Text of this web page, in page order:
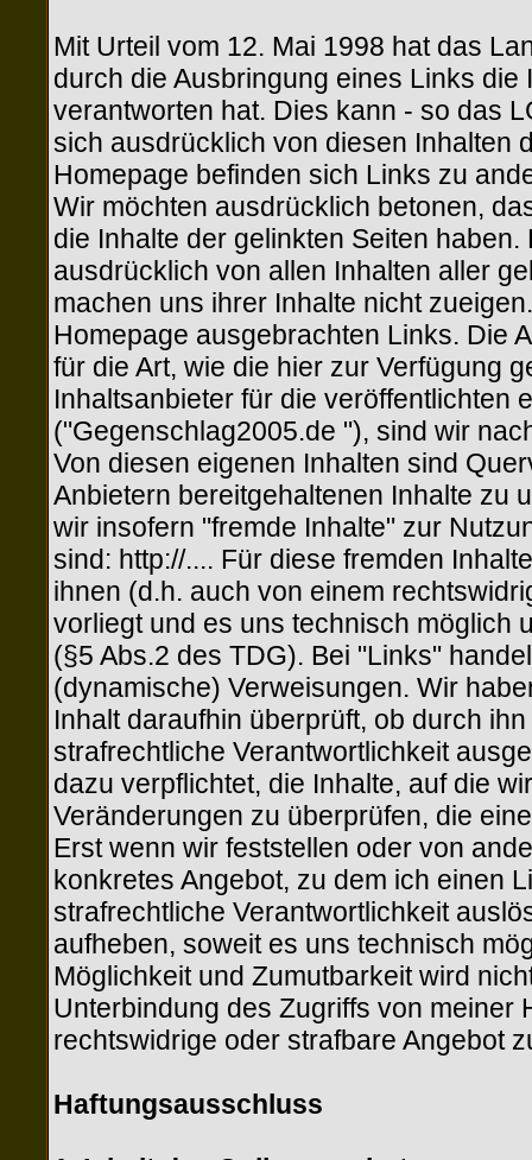
Mit Urteil vom 12. Mai 1998 hat das
durch die Ausbringung eines Links
verantworten hat. Dies kann - so das
sich ausdrücklich von diesen Inhalten
Homepage befinden sich Links zu
Wir möchten ausdrücklich betonen,
die Inhalte der gelinkten Seiten
ausdrücklich von allen Inhalten aller
machen uns ihrer Inhalte nicht
Homepage ausgebrachten Links. Die
für die Art, wie die hier zur Verfügung
Inhaltsanbieter für die veröffentlichten
("Gegenschlag2005.de "), sind wir
Von diesen eigenen Inhalten sind
Anbietern bereitgehaltenen Inhalte zu
wir insofern "fremde Inhalte" zur
sind: http://.... Für diese fremden
ihnen (d.h. auch von einem
vorliegt und es uns technisch möglich
(§5 Abs.2 des TDG). Bei "Links"
(dynamische) Verweisungen. Wir
Inhalt daraufhin überprüft, ob durch
strafrechtliche Verantwortlichkeit
dazu verpflichtet, die Inhalte, auf die
Veränderungen zu überprüfen, die
Erst wenn wir feststellen oder von
konkretes Angebot, zu dem ich einen
strafrechtliche Verantwortlichkeit
aufheben, soweit es uns technisch
Möglichkeit und Zumutbarkeit wird
Unterbindung des Zugriffs von meiner
rechtswidrige oder strafbare Angebot
Haftungsausschluss